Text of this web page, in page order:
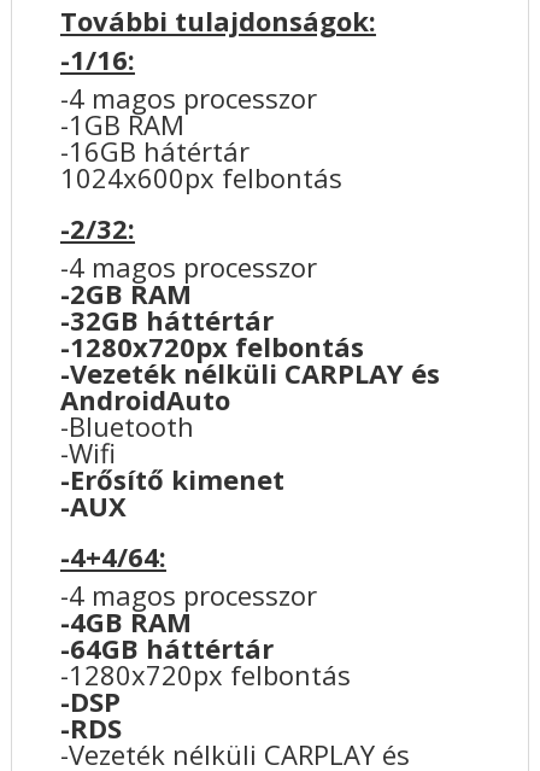
További tulajdonságok:
-1/16:
-4 magos processzor
-1GB RAM
-16GB hátértár
1024x600px felbontás
-2/32:
-4 magos processzor
-2GB RAM
-32GB háttértár
-1280x720px felbontás
-Vezeték nélküli CARPLAY és
AndroidAuto
-Bluetooth
-Wifi
-Erősítő kimenet
-AUX
-4+4/64:
-4 magos processzor
-4GB RAM
-64GB háttértár
-1280x720px felbontás
-DSP
-RDS
-Vezeték nélküli CARPLAY és